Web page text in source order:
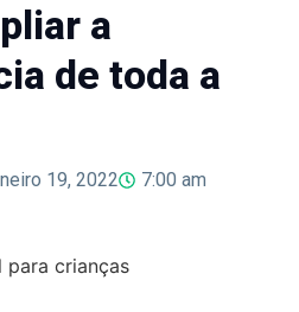
a
de toda a
19, 2022
7:00 am